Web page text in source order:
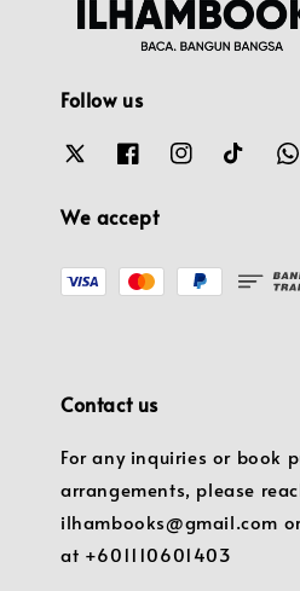
Follow us
We accept
Contact us
For any inquiries or book
arrangements, please
ilhambooks@gmail.com
at +601110601403